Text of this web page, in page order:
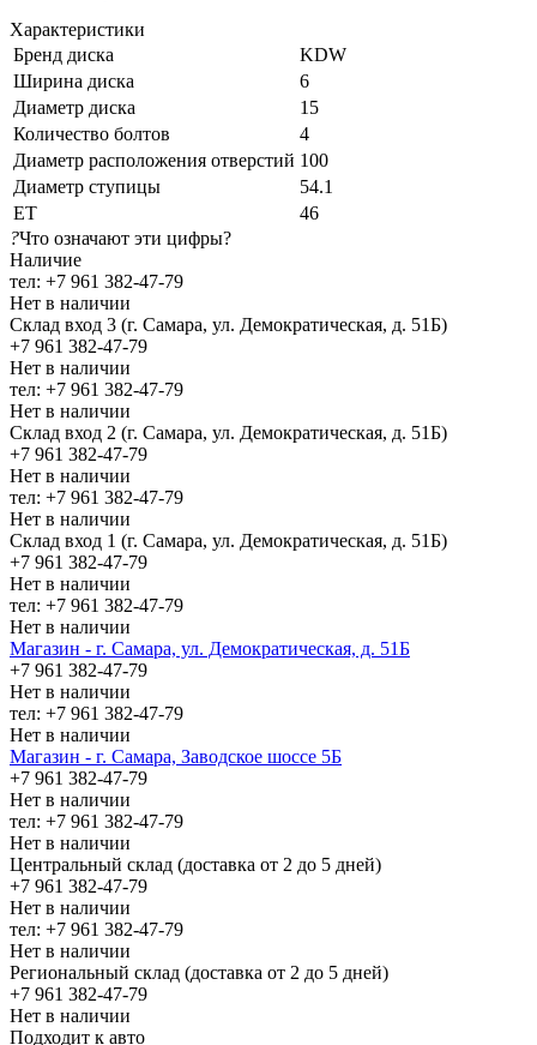
Характеристики
Бренд диска
KDW
Ширина диска
6
Диаметр диска
15
Количество болтов
4
Диаметр расположения отверстий 100
Диаметр ступицы
54.1
ЕТ
46
?Что означают эти цифры?
Наличие
тел: +7 961 382-47-79
Нет в наличии
Склад вход 3 (г. Самара, ул. Демократическая, д. 51Б)
+7 961 382-47-79
Нет в наличии
тел: +7 961 382-47-79
Нет в наличии
Склад вход 2 (г. Самара, ул. Демократическая, д. 51Б)
+7 961 382-47-79
Нет в наличии
тел: +7 961 382-47-79
Нет в наличии
Склад вход 1 (г. Самара, ул. Демократическая, д. 51Б)
+7 961 382-47-79
Нет в наличии
тел: +7 961 382-47-79
Нет в наличии
Магазин - г. Самара, ул. Демократическая, д. 51Б
+7 961 382-47-79
Нет в наличии
тел: +7 961 382-47-79
Нет в наличии
Магазин - г. Самара, Заводское шоссе 5Б
+7 961 382-47-79
Нет в наличии
тел: +7 961 382-47-79
Нет в наличии
Центральный склад (доставка от 2 до 5 дней)
+7 961 382-47-79
Нет в наличии
тел: +7 961 382-47-79
Нет в наличии
Региональный склад (доставка от 2 до 5 дней)
+7 961 382-47-79
Нет в наличии
Подходит к авто